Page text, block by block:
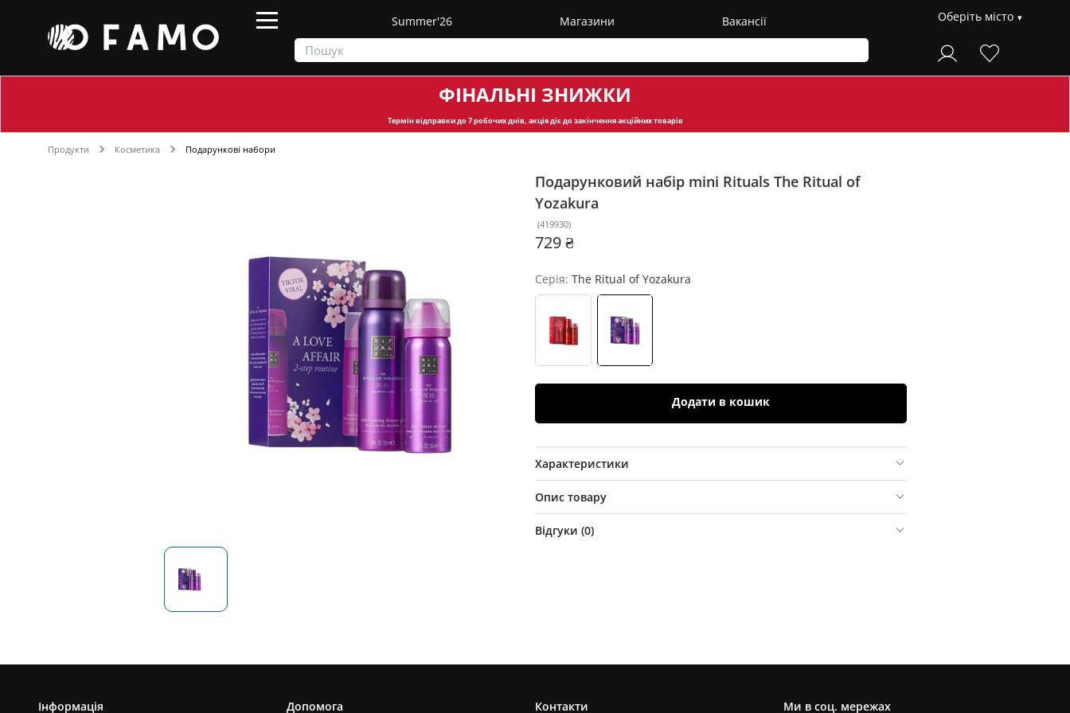
Summer'26 Магазини Вакансії Оберіть місто
ФІНАЛЬНІ ЗНИЖКИ
Термін відправкидо 7 робочих днів, акція діє до закінчення акційних товарів
Продукти Косметика Подарункові набори
Подарунковий набір mini Rituals The Ritual of
Yozakura
(419930)
729 ₴
Серія: The Ritual of Yozakura
Додати в кошик
Характеристики
Опис товару
Відгуки (0)
Інформація Допомога Контакти Ми в соц. мережах